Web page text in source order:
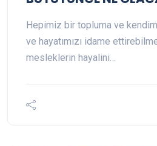
Hepimiz bir topluma ve
ve hayatımızı idame
mesleklerin hayalini…